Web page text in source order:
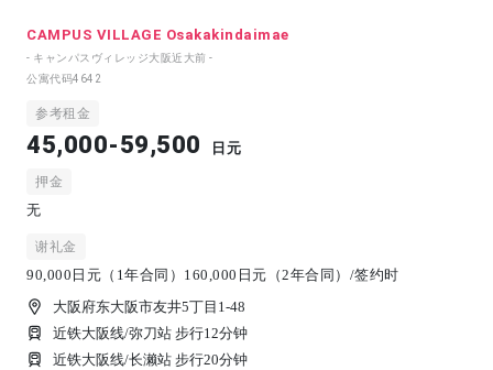
CAMPUS VILLAGE Osakakindaimae
- キャンパスヴィレッジ大阪近大前 -
公寓代码4642
参考租金
45,000-59,500 日元
押金
无
谢礼金
90,000日元（1年合同）160,000日元（2年合同）/签约时
大阪府东大阪市友井5丁目1-48
近铁大阪线/弥刀站 步行12分钟
近铁大阪线/长濑站 步行20分钟